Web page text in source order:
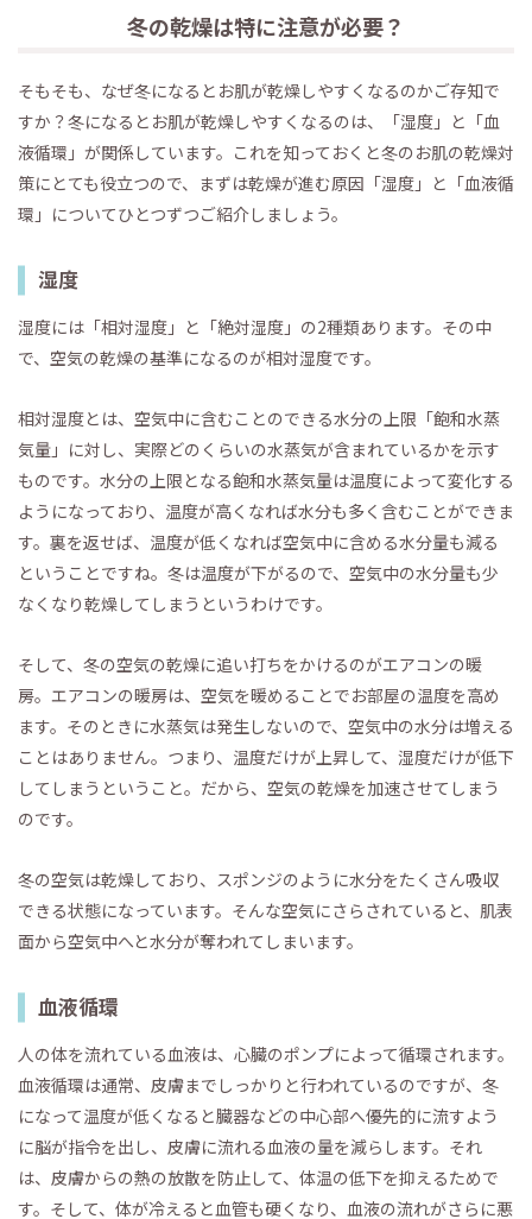
冬の乾燥は特に注意が必要？
そもそも、なぜ冬になるとお肌が乾燥しやすくなるのかご存知で
すか？冬になるとお肌が乾燥しやすくなるのは、「湿度」と「血
液循環」が関係しています。これを知っておくと冬のお肌の乾燥対
策にとても役立つので、まずは乾燥が進む原因「湿度」と「血液循
環」についてひとつずつご紹介しましょう。
湿度
湿度には「相対湿度」と「絶対湿度」の2種類あります。その中
で、空気の乾燥の基準になるのが相対湿度です。
相対湿度とは、空気中に含むことのできる水分の上限「飽和水蒸
気量」に対し、実際どのくらいの水蒸気が含まれているかを示す
ものです。水分の上限となる飽和水蒸気量は温度によって変化する
ようになっており、温度が高くなれば水分も多く含むことができま
す。裏を返せば、温度が低くなれば空気中に含める水分量も減る
ということですね。冬は温度が下がるので、空気中の水分量も少
なくなり乾燥してしまうというわけです。
そして、冬の空気の乾燥に追い打ちをかけるのがエアコンの暖
房。エアコンの暖房は、空気を暖めることでお部屋の温度を高め
ます。そのときに水蒸気は発生しないので、空気中の水分は増える
ことはありません。つまり、温度だけが上昇して、湿度だけが低下
してしまうということ。だから、空気の乾燥を加速させてしまう
のです。
冬の空気は乾燥しており、スポンジのように水分をたくさん吸収
できる状態になっています。そんな空気にさらされていると、肌表
面から空気中へと水分が奪われてしまいます。
血液循環
人の体を流れている血液は、心臓のポンプによって循環されます。
血液循環は通常、皮膚までしっかりと行われているのですが、冬
になって温度が低くなると臓器などの中心部へ優先的に流すよう
に脳が指令を出し、皮膚に流れる血液の量を減らします。それ
は、皮膚からの熱の放散を防止して、体温の低下を抑えるためで
す。そして、体が冷えると血管も硬くなり、血液の流れがさらに悪